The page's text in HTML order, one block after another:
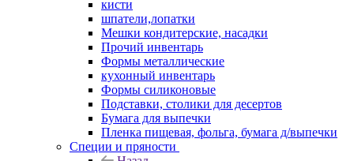
кисти
шпатели,лопатки
Мешки кондитерские, насадки
Прочий инвентарь
Формы металлические
кухонный инвентарь
Формы силиконовые
Подставки, столики для десертов
Бумага для выпечки
Пленка пищевая, фольга, бумага д/выпечки
Специи и пряности